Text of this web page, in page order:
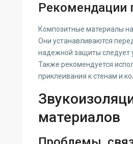
Рекомендации
Композитные материалы
Они устанавливаются
надежной защиты следует
Также рекомендуется
приклеивания к стенам и
материалов